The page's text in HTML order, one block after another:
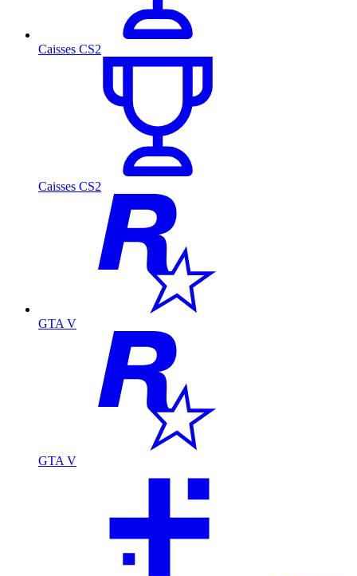
Caisses CS2
Caisses CS2
GTA V
GTA V